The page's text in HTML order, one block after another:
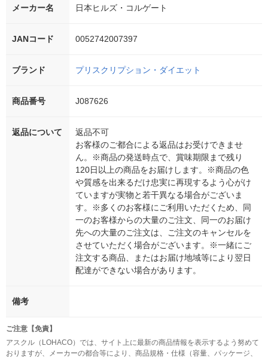
メーカー名 日本ヒルズ・コルゲート
JANコード 0052742007397
ブランド プリスクリプション・ダイエット
商品番号 J087626
返品について
返品不可
お客様のご都合による返品はお受けできませ
ん。※商品の発送時点で、賞味期限まで残り
120日以上の商品をお届けします。※商品の色
や質感を出来るだけ忠実に再現するよう心がけ
ていますが実物と若干異なる場合がございま
す。※多くのお客様にご利用いただくため、同
一のお客様からの大量のご注文、同一のお届け
先への大量のご注文は、ご注文のキャンセルを
させていただく場合がございます。※一緒にご
注文する商品、またはお届け地域等により翌日
配達ができない場合があります。
備考
ご注意【免責】
アスクル（LOHACO）では、サイト上に最新の商品情報を表示するよう努めて
おりますが、メーカーの都合等により、商品規格・仕様（容量、パッケージ、